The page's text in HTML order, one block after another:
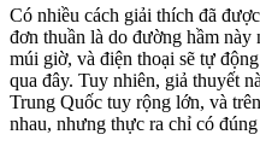
Có nhiều cách giải thích đã
đơn thuần là do đường hầm
múi giờ, và điện thoại sẽ tự
qua đây. Tuy nhiên, giả thuyết
Trung Quốc tuy rộng lớn, và
nhau, nhưng thực ra chỉ có